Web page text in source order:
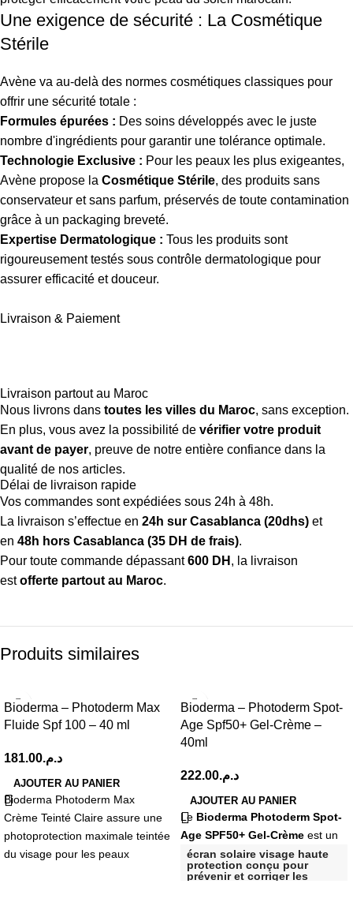
Une exigence de sécurité : La Cosmétique
Stérile
Avène va au-delà des normes cosmétiques classiques pour
offrir une sécurité totale :
Formules épurées : Des soins développés avec le juste
nombre d'ingrédients pour garantir une tolérance optimale.
Technologie Exclusive : Pour les peaux les plus exigeantes,
Avène propose la Cosmétique Stérile, des produits sans
conservateur et sans parfum, préservés de toute contamination
grâce à un packaging breveté.
Expertise Dermatologique : Tous les produits sont
rigoureusement testés sous contrôle dermatologique pour
assurer efficacité et douceur.
Livraison & Paiement
Livraison partout au Maroc
Nous livrons dans toutes les villes du Maroc, sans exception.
En plus, vous avez la possibilité de vérifier votre produit
avant de payer, preuve de notre entière confiance dans la
qualité de nos articles.
Délai de livraison rapide
Vos commandes sont expédiées sous 24h à 48h.
La livraison s’effectue en 24h sur Casablanca (20dhs) et
en 48h hors Casablanca (35 DH de frais).
Pour toute commande dépassant600 DH , la livraison
estofferte partout au Maroc.
Produits similaires
Bioderma – Photoderm Max
Fluide Spf 100 – 40 ml
د.م.181.00
AJOUTER AU PANIER
Bioderma Photoderm Max
Crème Teinté Claire assure une
photoprotection maximale teintée
du visage pour les peaux
Bioderma – Photoderm Spot-
Age Spf50+ Gel-Crème –
40ml
د.م.222.00
AJOUTER AU PANIER
Le Bioderma Photoderm Spot-
Age SPF50+ Gel-Crème est un
écran solaire visage haute
protection conçu pour
prévenir et corriger les